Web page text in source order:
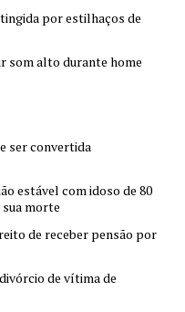
por estilhaços de
som alto durante home
ser convertida
estável com idoso de 80
morte
de receber pensão por
de vítima de